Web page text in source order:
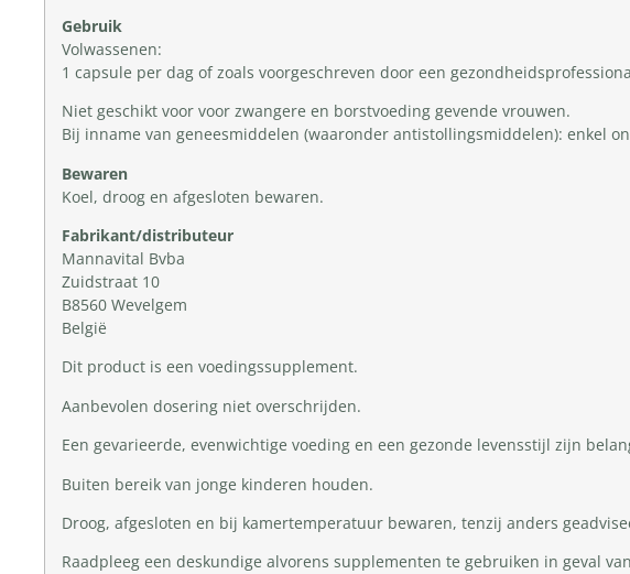
Gebruik
Volwassenen:
1 capsule per dag of zoals voorgeschreven door een
Niet geschikt voor voor zwangere en borstvoeding gevende vrouwen.
Bij inname van geneesmiddelen (waaronder antistollingsmiddelen): enkel
Bewaren
Koel, droog en afgesloten bewaren.
Fabrikant/distributeur
Mannavital Bvba
Zuidstraat 10
B8560 Wevelgem
België
Dit product is een voedingssupplement.
Aanbevolen dosering niet overschrijden.
Een gevarieerde, evenwichtige voeding en een gezonde levensstijl zijn
Buiten bereik van jonge kinderen houden.
Droog, afgesloten en bij kamertemperatuur bewaren, tenzij anders
Raadpleeg een deskundige alvorens supplementen te gebruiken in geval